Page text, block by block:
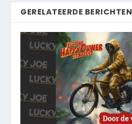
GERELATEERDE BERICHTEN